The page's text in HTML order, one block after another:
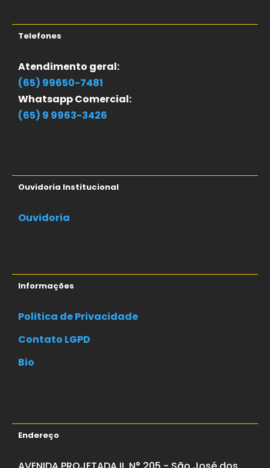
Telefones
Atendimento geral:
(65) 99650-7481
Whatsapp Comercial:
(65) 9 9963-3426
Ouvidoria Institucional
Ouvidoria
Informações
Politica de Privacidade
Contato LGPD
Bio
Endereço